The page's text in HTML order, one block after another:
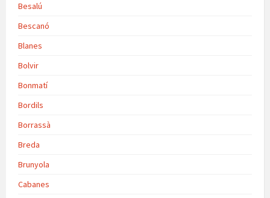
Besalú
Bescanó
Blanes
Bolvir
Bonmatí
Bordils
Borrassà
Breda
Brunyola
Cabanes